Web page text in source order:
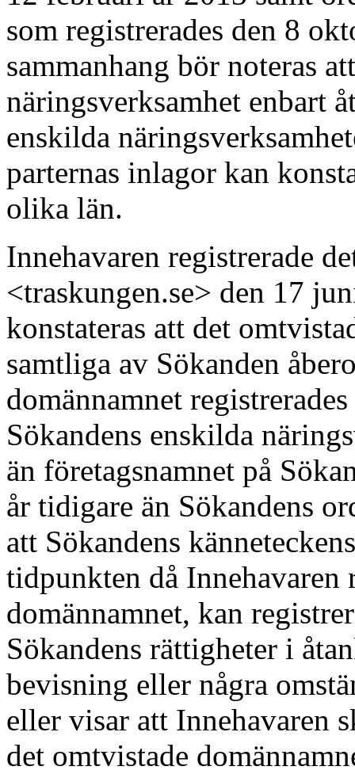
som registrerades den 8
sammanhang bör noteras
näringsverksamhet enbart
enskilda
parternas inlagor kan
olika län.
Innehavaren registrerade
<traskungen.se> den 17
konstateras att det
samtliga av Sökanden
domännamnet
Sökandens enskilda
än företagsnamnet på
år tidigare än Sökandens
att Sökandens
tidpunkten då Innehavaren
domännamnet, kan
Sökandens rättigheter i
bevisning eller några
eller visar att Innehavaren
det omtvistade